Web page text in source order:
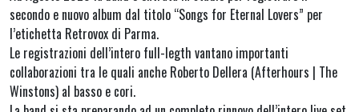
secondo e nuovo album dal titolo “Songs for Eternal Lovers” per
l’etichetta Retrovox di Parma.
Le registrazioni dell’intero full-legth vantano importanti
collaborazioni tra le quali anche Roberto Dellera (Afterhours | The
Winstons) al basso e cori.